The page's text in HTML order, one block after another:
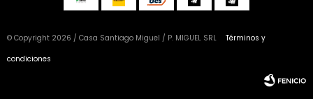
© Copyright 2026 / Casa Santiago Miguel / P. MIGUEL SRL
Términos y
condiciones